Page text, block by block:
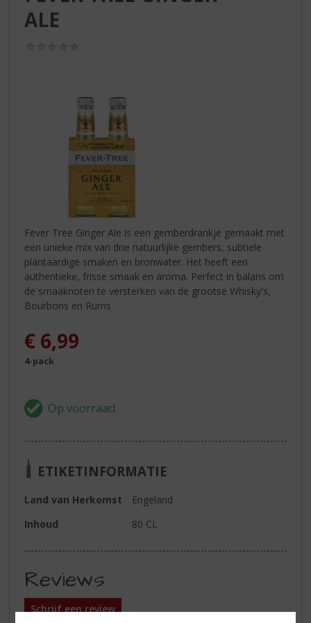
ALE
Fever Tree Ginger Ale is een gemberdrankje gemaakt met
een unieke mix van drie natuurlijke gembers, subtiele
plantaardige smaken en bronwater. Het heeft een
authentieke, frisse smaak en aroma. Perfect in balans om
de smaaknoten te versterken van de grootse Whisky's,
Bourbons en Rums
€ 6,99
4-pack
ETIKETINFORMATIE
Land van Herkomst
Engeland
Inhoud
80 CL
Reviews
Schrijf een review